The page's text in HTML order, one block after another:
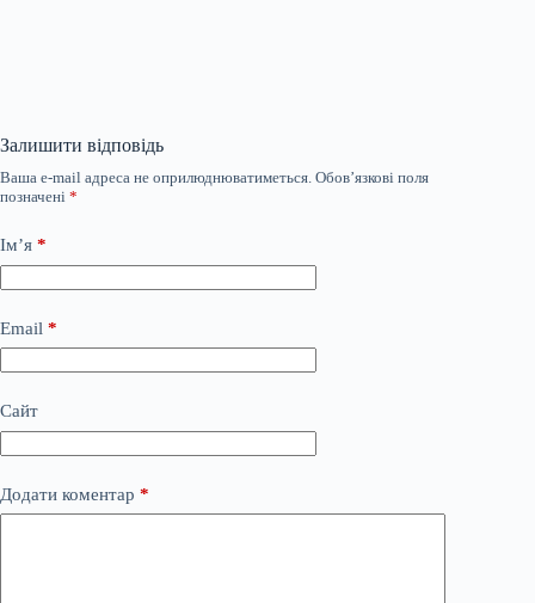
Залишити відповідь
Ваша e-mail адреса не оприлюднюватиметься. Обов’язкові поля
позначені *
Ім’я *
Email *
Сайт
Додати коментар *